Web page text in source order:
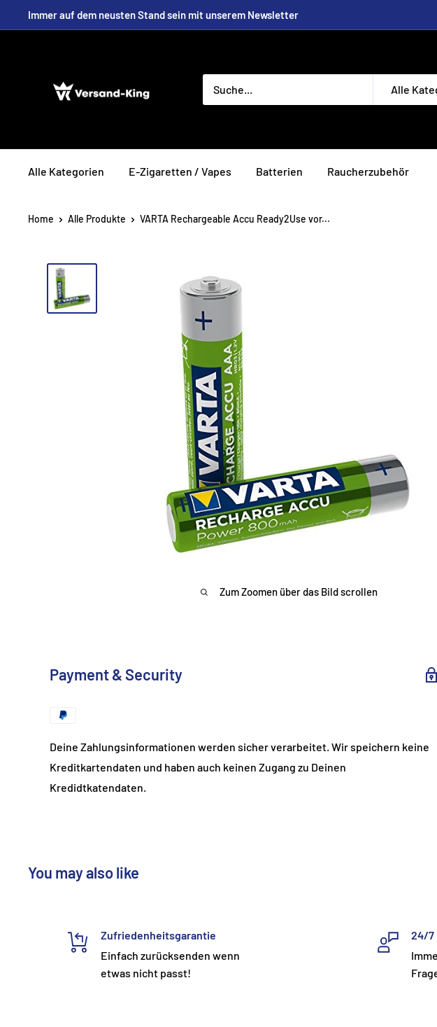
Direkt
zum
Immer auf dem neusten Stand sein mit unserem Newsletter
Alle
Alle Kategorien E-Zigaretten / Vapes Batterien Raucherzubehör
Home Alle Produkte VARTA Rechargeable Accu Ready2Use vor...
Zum Zoomen über das Bild scrollen
Payment & Security
Deine Zahlungsinformationen werden sicher verarbeitet. Wir speichern keine
Kreditkartendaten und haben auch keinen Zugang zu Deinen
Kredidtkatendaten.
You may also like
Zufriedenheitsgarantie
Einfach zurücksenden wenn
etwas nicht passt!
24/7